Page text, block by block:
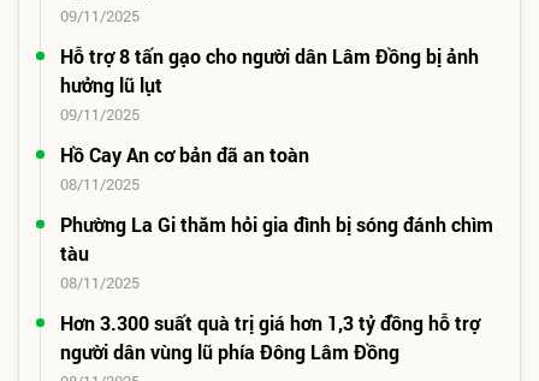
09/11/2025
Hỗ trợ 8 tấn gạo cho người dân Lâm Đồng bị ảnh
hưởng lũ lụt
09/11/2025
Hồ Cay An cơ bản đã an toàn
08/11/2025
Phường La Gi thăm hỏi gia đình bị sóng đánh chìm
tàu
08/11/2025
Hơn 3.300 suất quà trị giá hơn 1,3 tỷ đồng hỗ trợ
người dân vùng lũ phía Đông Lâm Đồng